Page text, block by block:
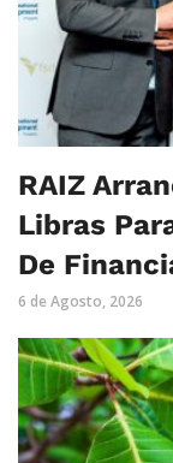
RAIZ
Libras
De
6 de Agosto, 2026